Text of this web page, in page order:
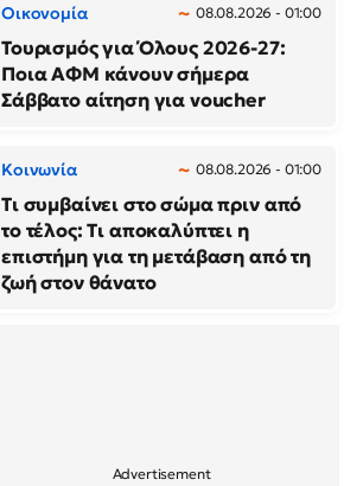
Οικονομία 08.08.2026 - 01:00
Τουρισμός για Όλους 2026-27:
Ποια ΑΦΜ κάνουν σήμερα
Σάββατο αίτηση για voucher
Κοινωνία 08.08.2026 - 01:00
Τι συμβαίνει στο σώμα πριν από
το τέλος: Τι αποκαλύπτει η
επιστήμη για τη μετάβαση από τη
ζωή στον θάνατο